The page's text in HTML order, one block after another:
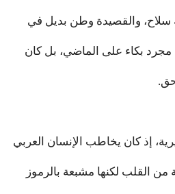
سلاح، والقصيدة وطن بديل في
بكاء على الماضي، بل كان
إذ كان يخاطب الإنسان العربي
من القلب لكنها مشبعة بالرموز